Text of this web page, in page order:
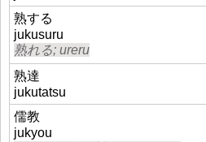
熟する
jukusuru
熟れる; ureru
熟達
jukutatsu
儒教
jukyou